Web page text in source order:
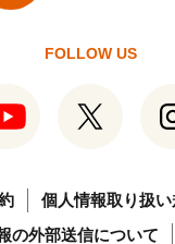
FOLLOW US
個人情報取り扱
の外部送信について